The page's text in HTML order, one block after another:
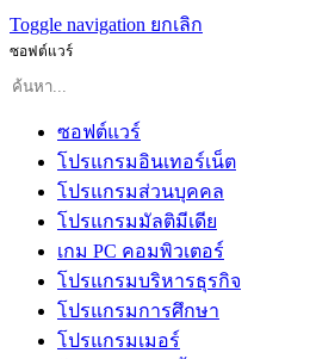
Toggle navigation ยกเลิก
ซอฟต์แวร์
ซอฟต์แวร์
โปรแกรมอินเทอร์เน็ต
โปรแกรมส่วนบุคคล
โปรแกรมมัลติมีเดีย
เกม PC คอมพิวเตอร์
โปรแกรมบริหารธุรกิจ
โปรแกรมการศึกษา
โปรแกรมเมอร์